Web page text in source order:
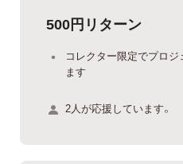
500円リターン
コレクター限定でプロ
ます
2人が応援しています。